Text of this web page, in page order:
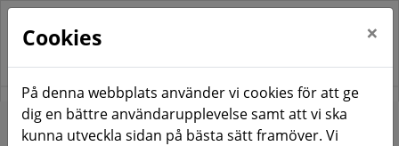
Start Våra områden Centrum Betan
Cookies ×
På denna webbplats använder vi cookies för att ge
dig en bättre användarupplevelse samt att vi ska
kunna utveckla sidan på bästa sätt framöver. Vi